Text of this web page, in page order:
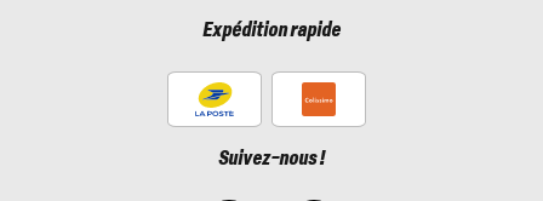
Expédition rapide
Suivez-nous !